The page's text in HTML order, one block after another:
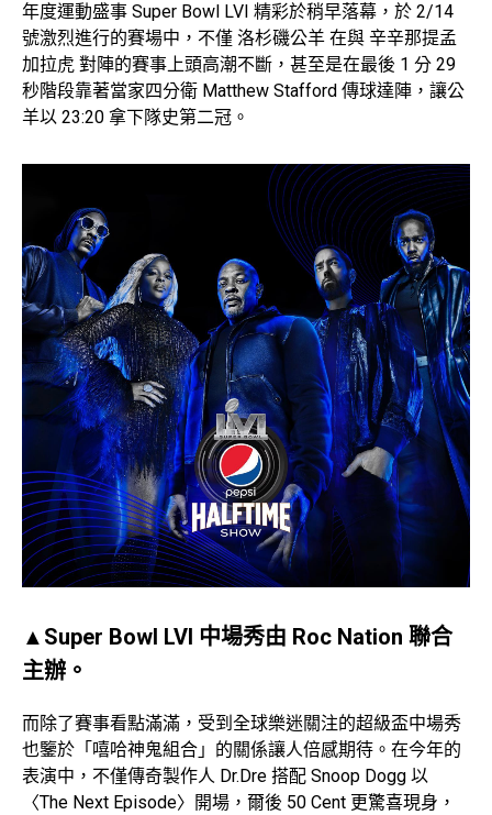
年度運動盛事 Super Bowl LVI 精彩於稍早落幕，於 2/14
號激烈進行的賽場中，不僅 洛杉磯公羊 在與 辛辛那提孟
加拉虎 對陣的賽事上頭高潮不斷，甚至是在最後 1 分 29
秒階段靠著當家四分衛 Matthew Stafford 傳球達陣，讓公
羊以 23:20 拿下隊史第二冠。
▲Super Bowl LVI 中場秀由 Roc Nation 聯合
主辦。
而除了賽事看點滿滿，受到全球樂迷關注的超級盃中場秀
也鑒於「嘻哈神鬼組合」的關係讓人倍感期待。在今年的
表演中，不僅傳奇製作人 Dr.Dre 搭配 Snoop Dogg 以
〈The Next Episode〉開場，爾後 50 Cent 更驚喜現身，